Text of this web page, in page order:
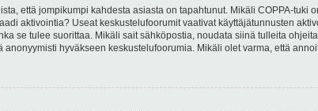
että jompikumpi kahdesta asiasta on tapahtunut. Mikäli COPPA-tuki
aktivointia? Useat keskustelufoorumit vaativat käyttäjätunnusten
se tulee suorittaa. Mikäli sait sähköpostia, noudata siinä tulleita
anonyymisti hyväkseen keskustelufoorumia. Mikäli olet varma, että